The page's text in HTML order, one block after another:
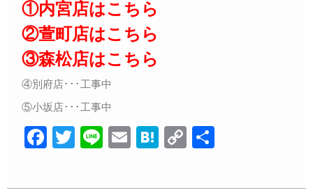
①内宮店はこちら
②萱町店はこちら
③森松店はこちら
④別府店･･･工事中
⑤小坂店･･･工事中
F
c
T
tt
Li
e
E
ail
H
e
C
p